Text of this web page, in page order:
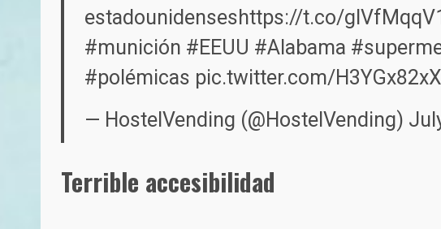
estadounidenseshttps://t.co/
#munición #EEUU #Alabama
#polémicas pic.twitter.com/
— HostelVending (@HostelVending)
Terrible accesibilidad